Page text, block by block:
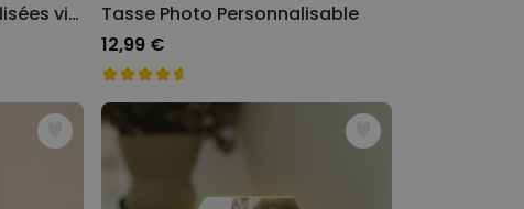
Chaussettes personnalisées visage
Tasse Photo Personnalisable
12,99 €